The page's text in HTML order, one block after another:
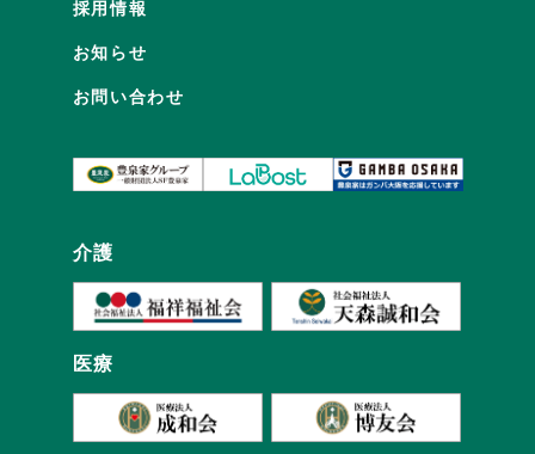
採用情報
お知らせ
お問い合わせ
介護
医療